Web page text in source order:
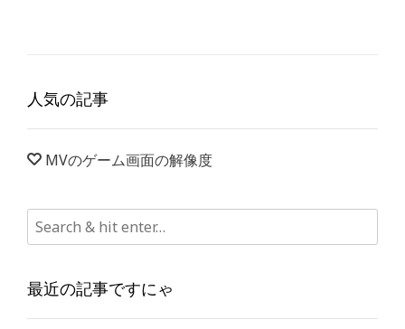
ゲ
ム
エ
ジ
ン
人気の記事
MVのゲーム画面の解像度
最近の記事ですにゃ